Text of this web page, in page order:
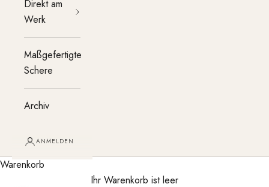
Direkt am
Werk
Maßgefertigte
Schere
Archiv
ANMELDEN
Warenkorb
Ihr Warenkorb ist leer